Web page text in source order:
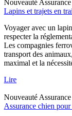
Nouveauté
Lapins et trajets en
Voyager avec un
respecter la
Les compagnies
transport des
maximal et la
Lire
Nouveauté
Assurance chien